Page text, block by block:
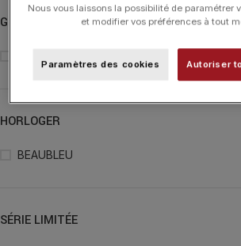
GENRE
HORLOGER
BEAUBLEU
SÉRIE LIMITÉE
Nous vous laissons la possibilité de paramétrer
et modifier vos préférences à tout
Paramètres des cookies Autoriser